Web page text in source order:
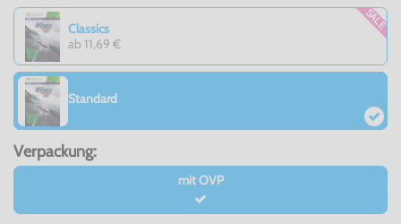
Classics
ab 11,69 €
SALE
Standard
Verpackung:
mit OVP